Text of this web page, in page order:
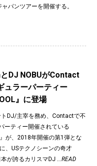
パンツアーを開催する。
DJ NOBUがContact
ュラーパーティー
』に登場
トDJ/主宰を務め、Contactで不
ーティー開催されている
』が、2018年開催の第1弾とな
、USテクノシーンの奇才
が誇るカリスマDJ ...READ